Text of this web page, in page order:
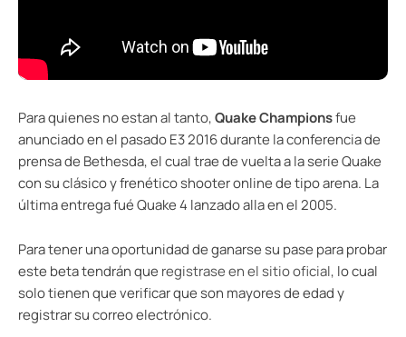
Para quienes no estan al tanto,Quake Championsfue
anunciado en el pasado E3 2016 durante la conferencia de
prensa de Bethesda, el cual trae de vuelta a la serie Quake
con su clásico y frenético shooter online de tipo arena. La
última entrega fué Quake 4 lanzado alla en el 2005.
Para tener una oportunidad de ganarse su pase para probar
este beta tendrán que registrase en el sitio oficial, lo cual
solo tienen que verificar que son mayores de edad y
registrar su correo electrónico.